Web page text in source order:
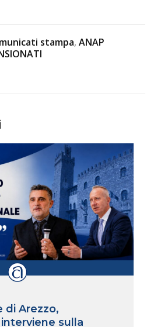
stampa,ANAP
di Arezzo,
sulla